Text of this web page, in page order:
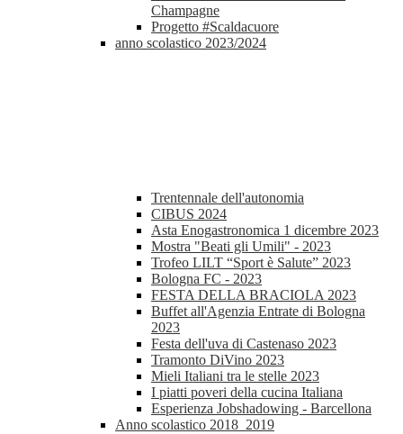
Champagne
Progetto #Scaldacuore
anno scolastico 2023/2024
Trentennale dell'autonomia
CIBUS 2024
Asta Enogastronomica 1 dicembre 2023
Mostra "Beati gli Umili" - 2023
Trofeo LILT “Sport è Salute” 2023
Bologna FC - 2023
FESTA DELLA BRACIOLA 2023
Buffet all'Agenzia Entrate di Bologna
2023
Festa dell'uva di Castenaso 2023
Tramonto DiVino 2023
Mieli Italiani tra le stelle 2023
I piatti poveri della cucina Italiana
Esperienza Jobshadowing - Barcellona
Anno scolastico 2018_2019